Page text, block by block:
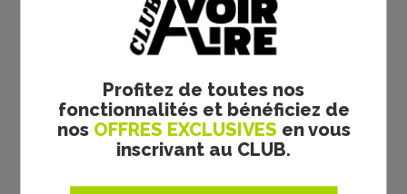
Profitez de toutes nos
fonctionnalités et bénéficiez de
nos OFFRES EXCLUSIVES en vous
inscrivant au CLUB.